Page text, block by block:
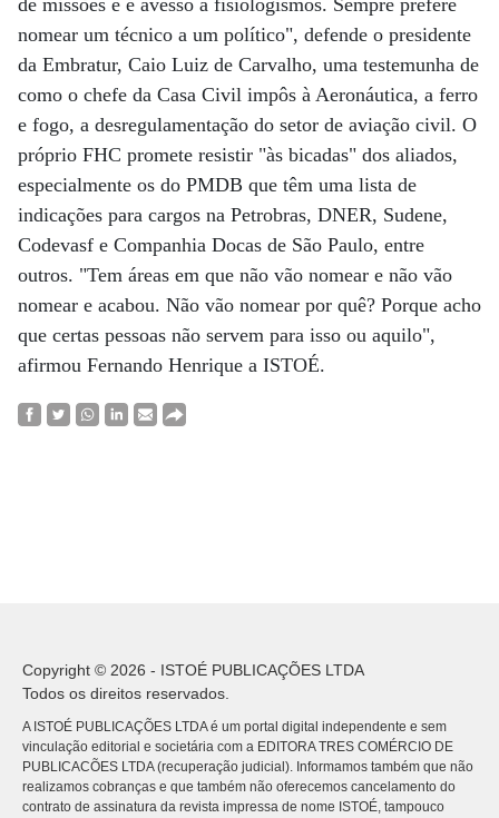
de missões e é avesso a fisiologismos. Sempre prefere
nomear um técnico a um político", defende o presidente
da Embratur, Caio Luiz de Carvalho, uma testemunha de
como o chefe da Casa Civil impôs à Aeronáutica, a ferro
e fogo, a desregulamentação do setor de aviação civil. O
próprio FHC promete resistir "às bicadas" dos aliados,
especialmente os do PMDB que têm uma lista de
indicações para cargos na Petrobras, DNER, Sudene,
Codevasf e Companhia Docas de São Paulo, entre
outros. "Tem áreas em que não vão nomear e não vão
nomear e acabou. Não vão nomear por quê? Porque acho
que certas pessoas não servem para isso ou aquilo",
afirmou Fernando Henrique a ISTOÉ.
Copyright © 2026 - ISTOÉ PUBLICAÇÕES LTDA
Todos os direitos reservados.
A ISTOÉ PUBLICAÇÕES LTDA é um portal digital independente e sem
vinculação editorial e societária com a EDITORA TRES COMÉRCIO DE
PUBLICACÕES LTDA (recuperação judicial). Informamos também que não
realizamos cobranças e que também não oferecemos cancelamento do
contrato de assinatura da revista impressa de nome ISTOÉ, tampouco